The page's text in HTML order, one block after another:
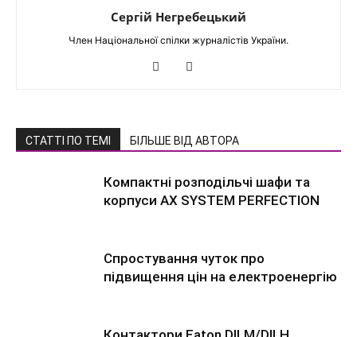
Сергій Негребецький
Член Національної спілки журналістів України.
СТАТТІ ПО ТЕМІ БІЛЬШЕ ВІД АВТОРА
Компактні розподільчі шафи та
корпуси AX SYSTEM PERFECTION
Спростування чуток про
підвищення цін на електроенергію